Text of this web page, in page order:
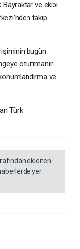
Bayraktar ve ekibi
takip
bugün
oturtmanın
ve
Türk
eklenen
yer